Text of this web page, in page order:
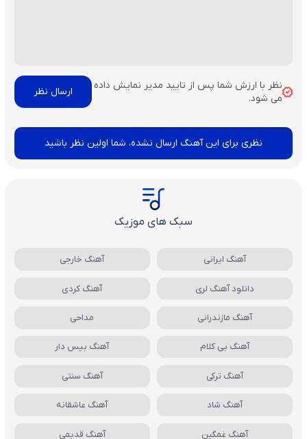
نظر با ارزش شما پس از تایید مدیر نمایش داده
می شود.
نظری برای این آهنگ ارسال نشده، شما اولین نظر باشید
سبک های موزیک
آهنگ ایرانی آهنگ خارجی
دانلود آهنگ لری آهنگ کردی
آهنگ مازندرانی مداحی
آهنگ بی کلام آهنگ بیس دار
آهنگ ترکی آهنگ سنتی
آهنگ شاد آهنگ عاشقانه
آهنگ غمگین آهنگ قدیمی